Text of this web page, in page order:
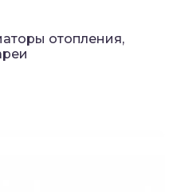
отопления,